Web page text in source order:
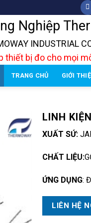
Nghiệp
INDUSTRIAL
thiết bị đo cho mọi
TRANG CHỦ GIỚI
LINH
XUẤT SỨ:
CHẤT LIỆU:
ỨNG DỤNG:
LIÊN HỆ